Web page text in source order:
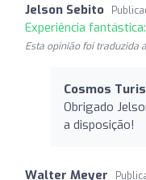
Jelson Sebito
Experiência fantástica:
Esta opinião foi traduzida
Cosmos
Obrigado
a disposição!
Walter Meyer